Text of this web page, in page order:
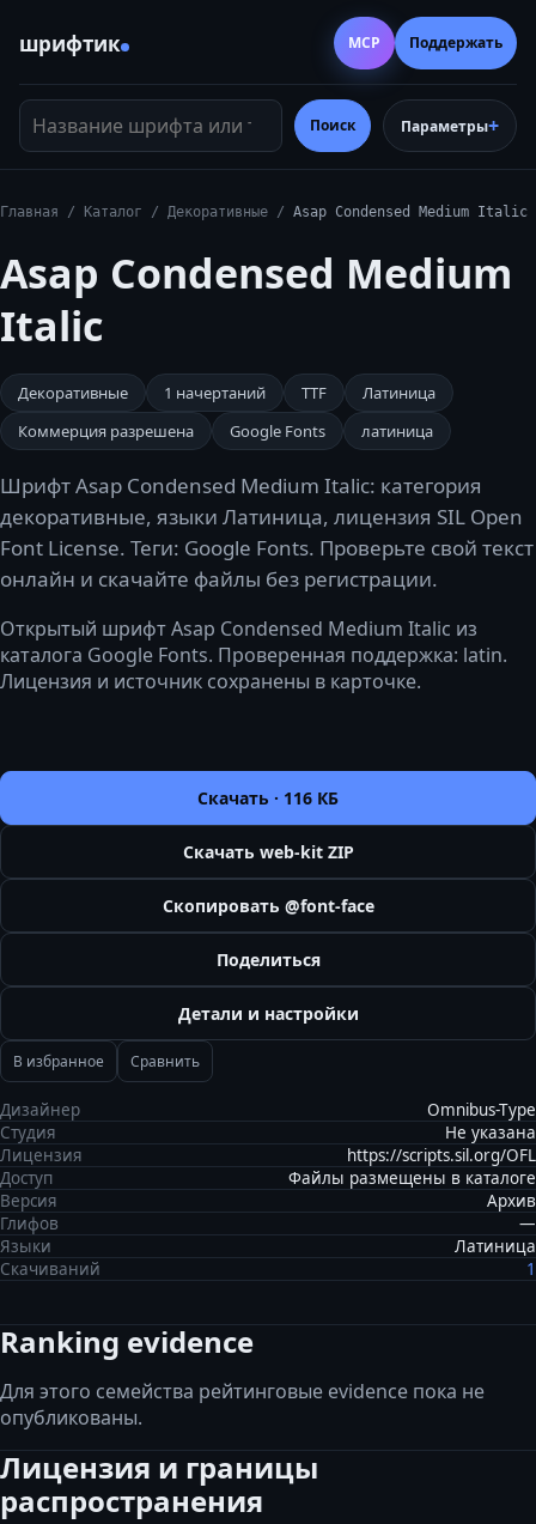
шрифтик
Название шрифта или тег
Поиск Параметры
MCP Поддержать
Главная / Каталог / Декоративные / Asap Condensed Medium Italic
Asap Condensed Medium
Italic
Декоративные 1 начертаний TTF
Латиница
Коммерция разрешена
Google Fonts латиница
Шрифт Asap Condensed Medium Italic: категория
декоративные, языки Латиница, лицензия SIL Open
Font License. Теги: Google Fonts. Проверьте свой текст
онлайн и скачайте файлы без регистрации.
Открытый шрифт Asap Condensed Medium Italic из
каталога Google Fonts. Проверенная поддержка: latin.
Лицензия и источник сохранены в карточке.
Скачать · 116 КБ
Скачать web-kit ZIP
Скопировать @font-face
Поделиться
Детали и настройки
В избранное Сравнить
Дизайнер
Omnibus-Type
Студия
Не указана
Лицензия
https://scripts.sil.org/OFL
Доступ
Файлы размещены в каталоге
Версия
Архив
Глифов
—
Языки
Латиница
Скачиваний
1
Ranking evidence
Для этого семейства рейтинговые evidence пока не
опубликованы.
Лицензия и границы
распространения